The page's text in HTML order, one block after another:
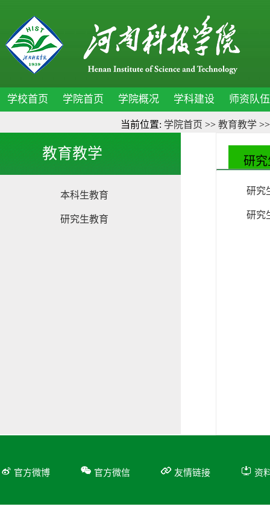
学校首页 学院首页 学院概况 学科建设 师资队伍
当前位置: 学院首页 >> 教育教学
教育教学
本科生教育
研究生教育
研
研究
研究
官方微博 官方微信 友情链接 资